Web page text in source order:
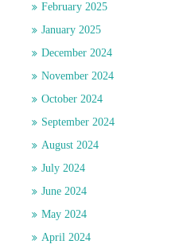
February 2025
January 2025
December 2024
November 2024
October 2024
September 2024
August 2024
July 2024
June 2024
May 2024
April 2024